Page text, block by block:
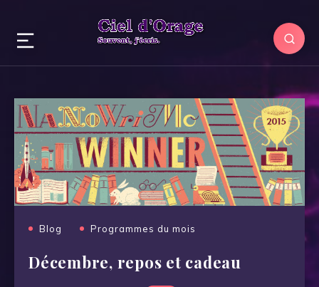
Blog Programmes du mois
Décembre, repos et cadeau